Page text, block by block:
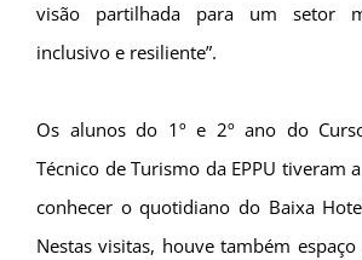
visão partilhada para um setor
inclusivo e resiliente”.
Os alunos do 1º e 2º ano do
Técnico de Turismo da EPPU tiveram
conhecer o quotidiano do Baixa
Nestas visitas, houve também